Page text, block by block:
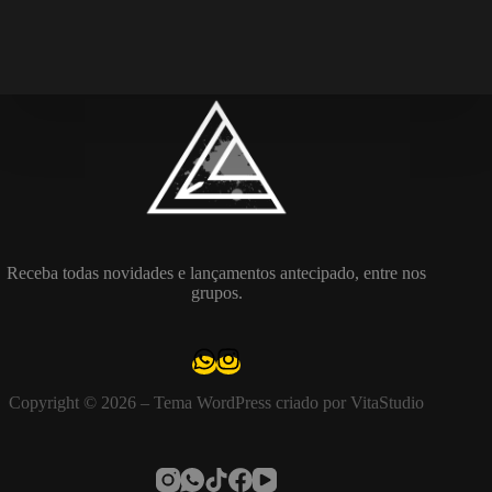
Receba todas novidades e lançamentos antecipado, entre nos
grupos.
Copyright © 2026 – Tema WordPress criado por VitaStudio